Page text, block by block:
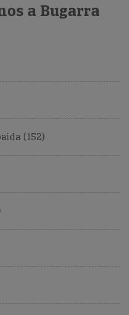
a Bugarra
(152)